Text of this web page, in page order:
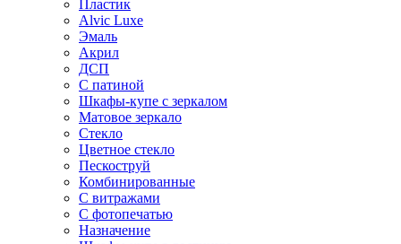
Пластик
Alvic Luxe
Эмаль
Акрил
ДСП
С патиной
Шкафы-купе с зеркалом
Матовое зеркало
Стекло
Цветное стекло
Пескоструй
Комбинированные
С витражами
С фотопечатью
Назначение